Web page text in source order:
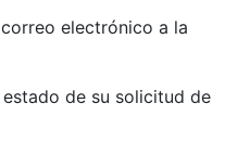
electrónico a la
de su solicitud de